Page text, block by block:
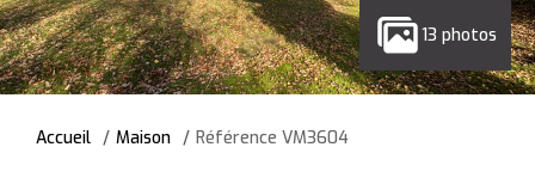
13 photos
Accueil Maison Référence VM3604